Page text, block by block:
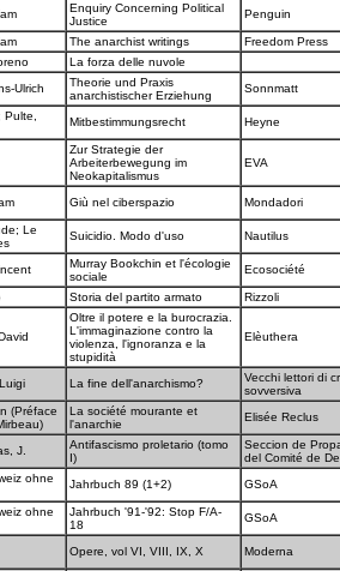
Enquiry Concerning Political
Justice
Penguin
The anarchist writings
Freedom Press
La forza delle nuvole
Ulrich
Theorie und Praxis
anarchistischer Erziehung
Sonnmatt
Pulte,
Mitbestimmungsrecht Heyne
Zur Strategie der
Arbeiterbewegung im
Neokapitalismus
EVA
Giù nel ciberspazio Mondadori
Le
Suicidio. Modo d'uso Nautilus
Murray Bookchin et l'écologie
sociale
Ecosociété
Storia del partito armato Rizzoli
Oltre il potere e la burocrazia.
L'immaginazione contro la
violenza, l'ignoranza e la
stupidità
Elèuthera
La fine dell'anarchismo?
Vecchi lettori di
sovversiva
(Préface
La société mourante et
l'anarchie
Elisée Reclus
J.
Antifascismo proletario (tomo
I)
Seccion de
del Comité de
ohne
Jahrbuch 89 (1+2) GSoA
ohne
Jahrbuch '91-'92: Stop F/A-
18
GSoA
Opere, vol VI, VIII, IX, X Moderna